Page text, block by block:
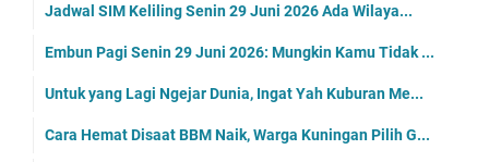
Jadwal SIM Keliling Senin 29 Juni 2026 Ada Wilaya...
Embun Pagi Senin 29 Juni 2026: Mungkin Kamu Tidak ...
Untuk yang Lagi Ngejar Dunia, Ingat Yah Kuburan Me...
Cara Hemat Disaat BBM Naik, Warga Kuningan Pilih G...